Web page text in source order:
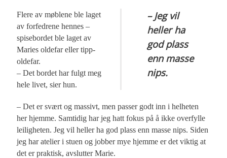
– Jeg vil
heller ha
god plass
enn masse
nips.
Flere av møblene ble laget
av forfedrene hennes –
spisebordet ble laget av
Maries oldefar eller tipp-
oldefar.
– Det bordet har fulgt meg
hele livet, sier hun.
– Det er svært og massivt, men passer godt inn i helheten
her hjemme. Samtidig har jeg hatt fokus på å ikke overfylle
leiligheten. Jeg vil heller ha god plass enn masse nips. Siden
jeg har atelier i stuen og jobber mye hjemme er det viktig at
det er praktisk, avslutter Marie.